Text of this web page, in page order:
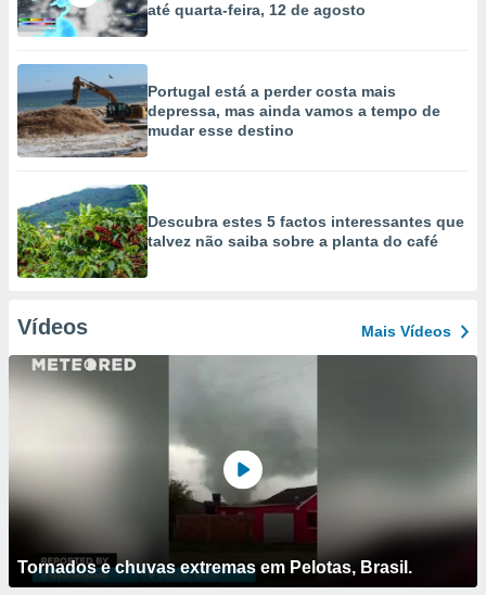
até quarta-feira, 12 de agosto
Portugal está a perder costa mais
depressa, mas ainda vamos a tempo de
mudar esse destino
Descubra estes 5 factos interessantes que
talvez não saiba sobre a planta do café
Vídeos Mais Vídeos
Tornados e chuvas extremas em Pelotas, Brasil.